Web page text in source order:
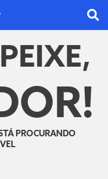
PROCURANDO